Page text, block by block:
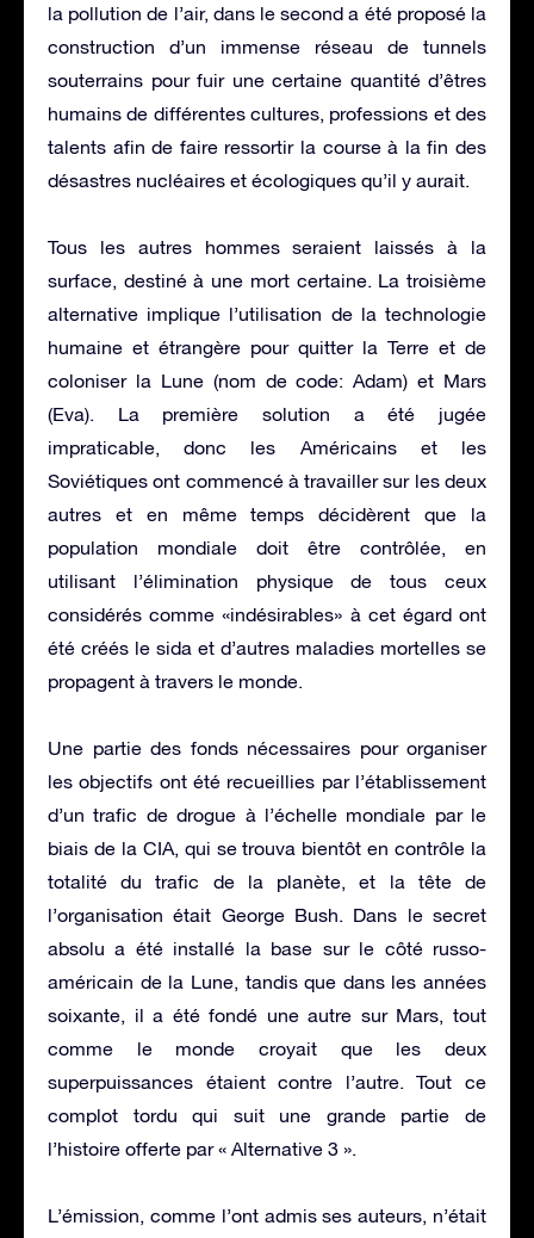
la pollution de l’air, dans le second a été proposé la
construction d’un immense réseau de tunnels
souterrains pour fuir une certaine quantité d’êtres
humains de différentes cultures, professions et des
talents afin de faire ressortir la course à la fin des
désastres nucléaires et écologiques qu’il y aurait.
Tous les autres hommes seraient laissés à la
surface, destiné à une mort certaine. La troisième
alternative implique l’utilisation de la technologie
humaine et étrangère pour quitter la Terre et de
coloniser la Lune (nom de code: Adam) et Mars
(Eva). La première solution a été jugée
impraticable, donc les Américains et les
Soviétiques ont commencé à travailler sur les deux
autres et en même temps décidèrent que la
population mondiale doit être contrôlée, en
utilisant l’élimination physique de tous ceux
considérés comme «indésirables» à cet égard ont
été créés le sida et d’autres maladies mortelles se
propagent à travers le monde.
Une partie des fonds nécessaires pour organiser
les objectifs ont été recueillies par l’établissement
d’un trafic de drogue à l’échelle mondiale par le
biais de la CIA, qui se trouva bientôt en contrôle la
totalité du trafic de la planète, et la tête de
l’organisation était George Bush. Dans le secret
absolu a été installé la base sur le côté russo-
américain de la Lune, tandis que dans les années
soixante, il a été fondé une autre sur Mars, tout
comme le monde croyait que les deux
superpuissances étaient contre l’autre. Tout ce
complot tordu qui suit une grande partie de
l’histoire offerte par « Alternative 3 ».
L’émission, comme l’ont admis ses auteurs, n’était